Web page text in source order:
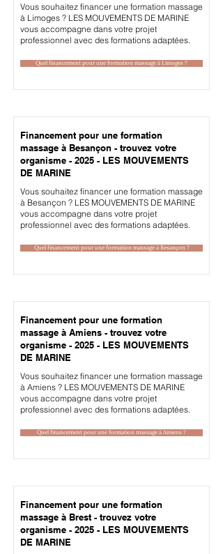
Vous souhaitez financer une formation massage
à Limoges ? LES MOUVEMENTS DE MARINE
vous accompagne dans votre projet
professionnel avec des formations adaptées.
Quel financement pour une formation massage à Limoges ?
Financement pour une formation
massage à Besançon - trouvez votre
organisme - 2025 - LES MOUVEMENTS
DE MARINE
Vous souhaitez financer une formation massage
à Besançon ? LES MOUVEMENTS DE MARINE
vous accompagne dans votre projet
professionnel avec des formations adaptées.
Quel financement pour une formation massage à Besançon ?
Financement pour une formation
massage à Amiens - trouvez votre
organisme - 2025 - LES MOUVEMENTS
DE MARINE
Vous souhaitez financer une formation massage
à Amiens ? LES MOUVEMENTS DE MARINE
vous accompagne dans votre projet
professionnel avec des formations adaptées.
Quel financement pour une formation massage à Amiens ?
Financement pour une formation
massage à Brest - trouvez votre
organisme - 2025 - LES MOUVEMENTS
DE MARINE